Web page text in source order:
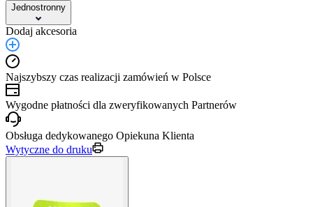
Jednostronny
Dodaj akcesoria
Najszybszy czas realizacji zamówień w Polsce
Wygodne płatności dla zweryfikowanych Partnerów
Obsługa dedykowanego Opiekuna Klienta
Wytyczne do druku